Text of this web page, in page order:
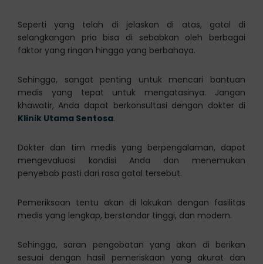
Seperti yang telah di jelaskan di atas, gatal di
selangkangan pria bisa di sebabkan oleh berbagai
faktor yang ringan hingga yang berbahaya.
Sehingga, sangat penting untuk mencari bantuan
medis yang tepat untuk mengatasinya. Jangan
khawatir, Anda dapat berkonsultasi dengan dokter di
Klinik Utama Sentosa.
Dokter dan tim medis yang berpengalaman, dapat
mengevaluasi kondisi Anda dan menemukan
penyebab pasti dari rasa gatal tersebut.
Pemeriksaan tentu akan di lakukan dengan fasilitas
medis yang lengkap, berstandar tinggi, dan modern.
Sehingga, saran pengobatan yang akan di berikan
sesuai dengan hasil pemeriskaan yang akurat dan